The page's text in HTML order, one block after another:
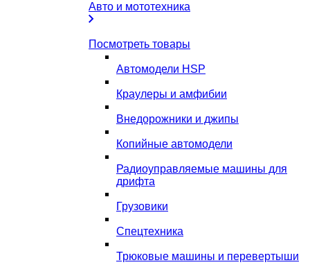
Авто и мототехника
Посмотреть товары
Автомодели HSP
Краулеры и амфибии
Внедорожники и джипы
Копийные автомодели
Радиоуправляемые машины для
дрифта
Грузовики
Спецтехника
Трюковые машины и перевертыши